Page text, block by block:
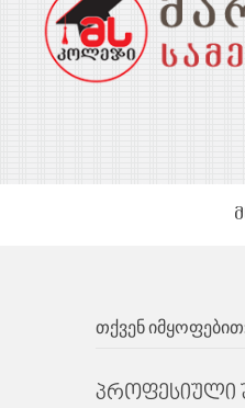
თქვენ იმყოფებით:
პროფესიული